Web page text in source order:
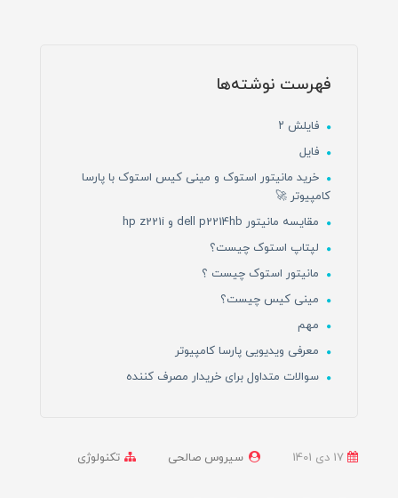
فهرست نوشته‌ها
فایلش ۲
فایل
خرید مانیتور استوک و مینی کیس استوک با پارسا
کامپیوتر 🚀
مقایسه مانیتور dell p2214hb و hp z221i
لپتاپ استوک چیست؟
مانیتور استوک چیست ؟
مینی کیس چیست؟
مهم
معرفی ویدیویی پارسا کامپیوتر
سوالات متداول برای خریدار مصرف کننده
سیروس صالحی تکنولوژی